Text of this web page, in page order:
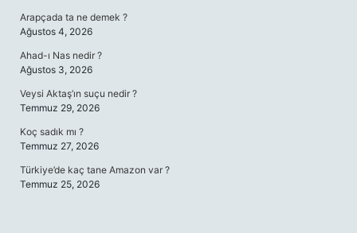
Arapçada ta ne demek ?
Ağustos 4, 2026
Ahad-ı Nas nedir ?
Ağustos 3, 2026
Veysi Aktaş’ın suçu nedir ?
Temmuz 29, 2026
Koç sadık mı ?
Temmuz 27, 2026
Türkiye’de kaç tane Amazon var ?
Temmuz 25, 2026